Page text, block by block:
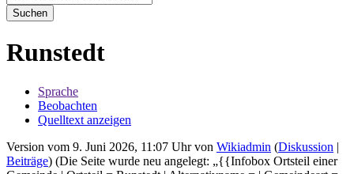
Suchen
Runstedt
Sprache
Beobachten
Quelltext anzeigen
Version vom 9. Juni 2026, 11:07 Uhr von Wikiadmin (Diskussion |
Beiträge) (Die Seite wurde neu angelegt: „{{Infobox Ortsteil einer